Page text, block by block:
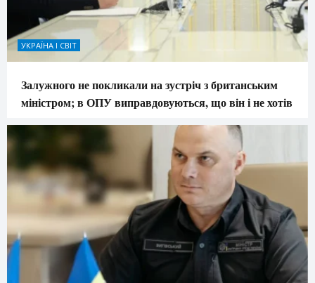
УКРАЇНА І СВІТ
Залужного не покликали на зустріч з британським
міністром; в ОПУ виправдовуються, що він і не хотів